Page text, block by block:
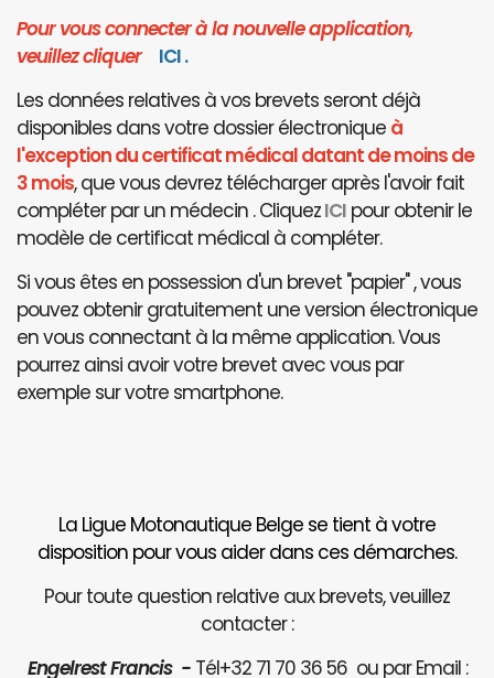
Pour vous connecter à la nouvelle application,
veuillez cliquer ICI.
Les données relatives à vos brevets seront déjà
disponibles dans votre dossier électronique à
l'exception du certificat médical datant de moins de
3 mois, que vous devrez télécharger après l'avoir fait
compléter par un médecin . CliquezICI pour obtenir le
modèle de certificat médical à compléter.
Si vous êtes en possession d'un brevet "papier" , vous
pouvez obtenir gratuitement une version électronique
en vous connectant à la même application. Vous
pourrez ainsi avoir votre brevet avec vous par
exemple sur votre smartphone.
La Ligue Motonautique Belge se tient à votre
disposition pour vous aider dans ces démarches.
Pour toute question relative aux brevets, veuillez
contacter :
Engelrest Francis -Tél+32 71 70 36 56 ou par Email :